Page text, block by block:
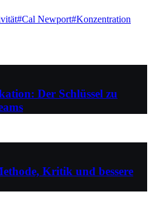
#Cal Newport#Konzentration
Der Schlüssel zu
Kritik und bessere